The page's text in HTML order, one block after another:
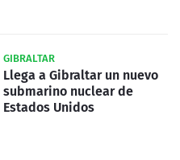
GIBRALTAR
Llega a Gibraltar un nuevo
submarino nuclear de
Estados Unidos